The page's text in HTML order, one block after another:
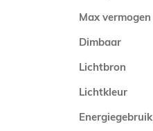
Max vermogen
Dimbaar
Lichtbron
Lichtkleur
Energiegebruik